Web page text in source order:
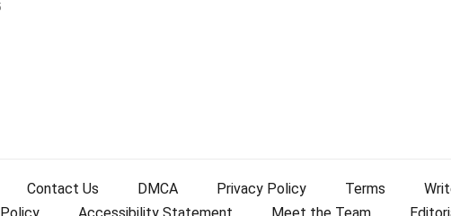
Contact Us DMCA Privacy Policy Terms
Accessibility Statement Meet the Team